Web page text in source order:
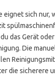
eignet sich nur,
das Gerät
Die
die sicherere